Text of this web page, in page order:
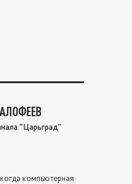
"Царьград"
компьютерная